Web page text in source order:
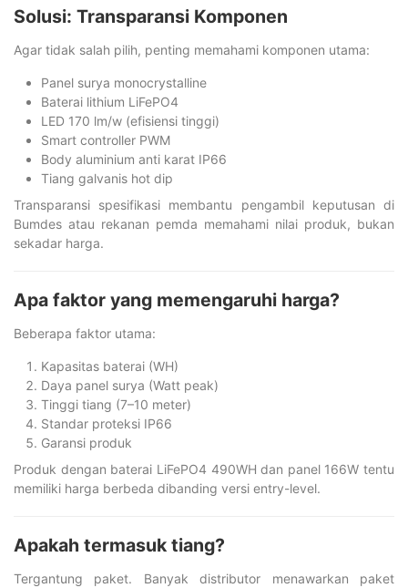
Solusi: Transparansi Komponen
Agar tidak salah pilih, penting memahami komponen utama:
Panel surya monocrystalline
Baterai lithium LiFePO4
LED 170 lm/w (efisiensi tinggi)
Smart controller PWM
Body aluminium anti karat IP66
Tiang galvanis hot dip
Transparansi spesifikasi membantu pengambil keputusan di
Bumdes atau rekanan pemda memahami nilai produk, bukan
sekadar harga.
Apa faktor yang memengaruhi harga?
Beberapa faktor utama:
Kapasitas baterai (WH)
Daya panel surya (Watt peak)
Tinggi tiang (7–10 meter)
Standar proteksi IP66
Garansi produk
Produk dengan baterai LiFePO4 490WH dan panel 166W tentu
memiliki harga berbeda dibanding versi entry-level.
Apakah termasuk tiang?
Tergantung paket. Banyak distributor menawarkan paket